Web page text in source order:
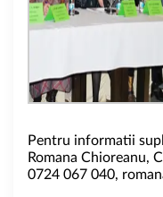
Pentru informatii
Romana Chioreanu,
0724 067 040,